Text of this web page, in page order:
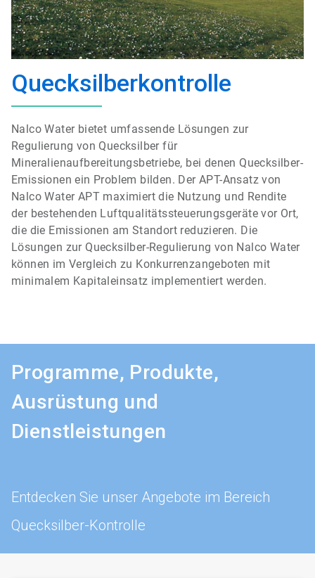
Quecksilberkontrolle
Nalco Water bietet umfassende Lösungen zur
Regulierung von Quecksilber für
Mineralienaufbereitungsbetriebe, bei denen Quecksilber-
Emissionen ein Problem bilden. Der APT-Ansatz von
Nalco Water APT maximiert die Nutzung und Rendite
der bestehenden Luftqualitätssteuerungsgeräte vor Ort,
die die Emissionen am Standort reduzieren. Die
Lösungen zur Quecksilber-Regulierung von Nalco Water
können im Vergleich zu Konkurrenzangeboten mit
minimalem Kapitaleinsatz implementiert werden.
Programme, Produkte,
Ausrüstung und
Dienstleistungen
Entdecken Sie unser Angebote im Bereich
Quecksilber-Kontrolle